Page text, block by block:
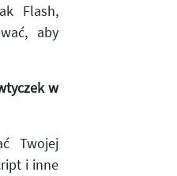
Flash,
aby
w
Twojej
i inne